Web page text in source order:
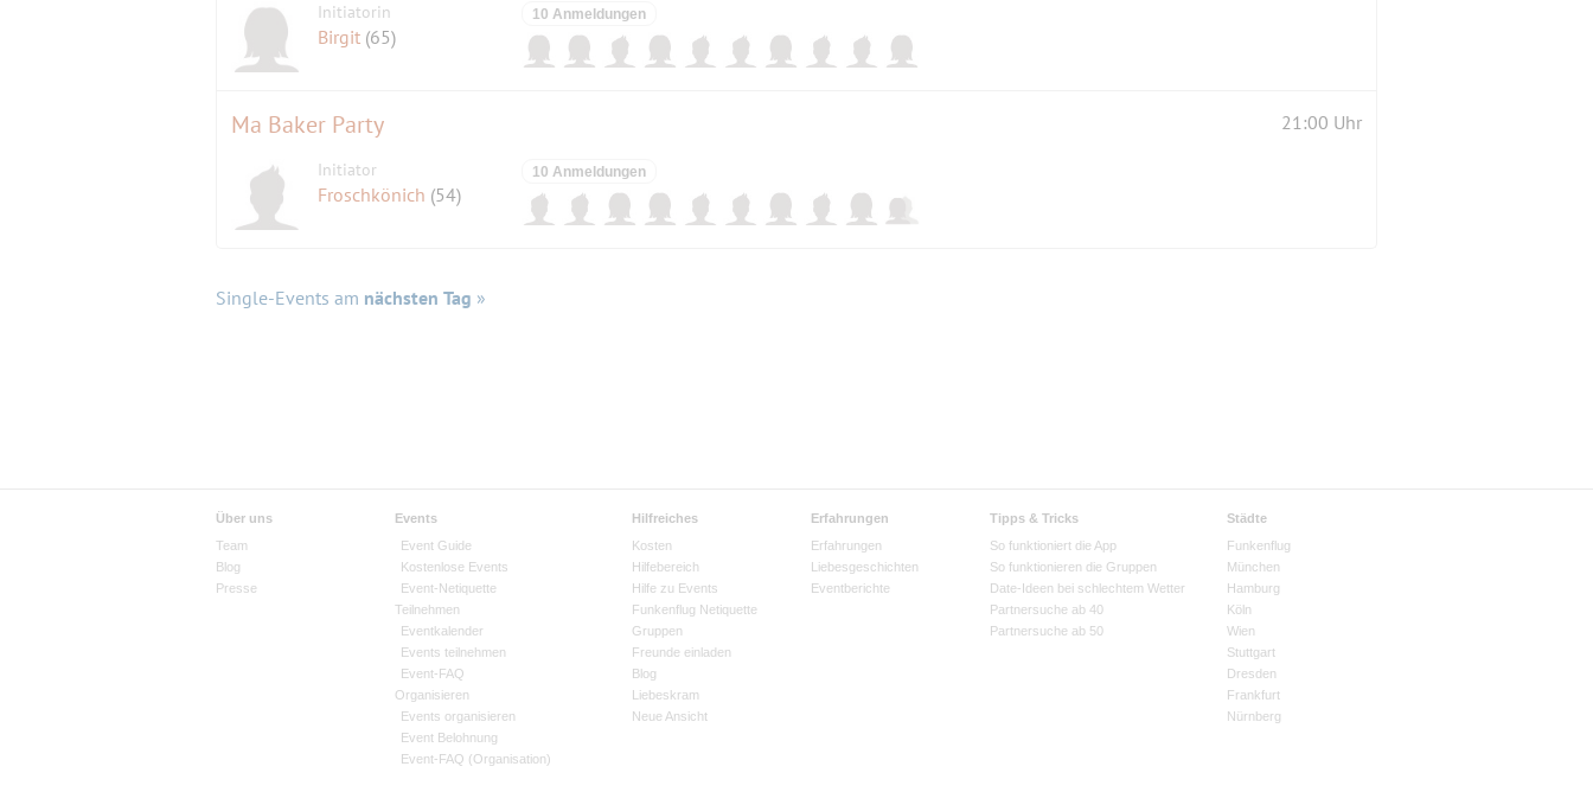
Initiatorin
Birgit (65)
10 Anmeldungen
Ma Baker Party 21:00 Uhr
Initiator
Froschkönich (54)
10 Anmeldungen
Single-Events am nächsten Tag »
Über uns
Team
Blog
Presse
Events
Event Guide
Kostenlose Events
Event-Netiquette
Teilnehmen
Eventkalender
Events teilnehmen
Event-FAQ
Organisieren
Events organisieren
Event Belohnung
Event-FAQ (Organisation)
Hilfreiches
Kosten
Hilfebereich
Hilfe zu Events
Funkenflug Netiquette
Gruppen
Freunde einladen
Blog
Liebeskram
Neue Ansicht
Erfahrungen
Erfahrungen
Liebesgeschichten
Eventberichte
Tipps & Tricks
So funktioniert die App
So funktionieren die Gruppen
Date-Ideen bei schlechtem Wetter
Partnersuche ab 40
Partnersuche ab 50
Städte
Funkenflug
München
Hamburg
Köln
Wien
Stuttgart
Dresden
Frankfurt
Nürnberg